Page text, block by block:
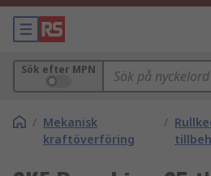
Sök efter MPN
/ Mekanisk
kraftöverföring
/